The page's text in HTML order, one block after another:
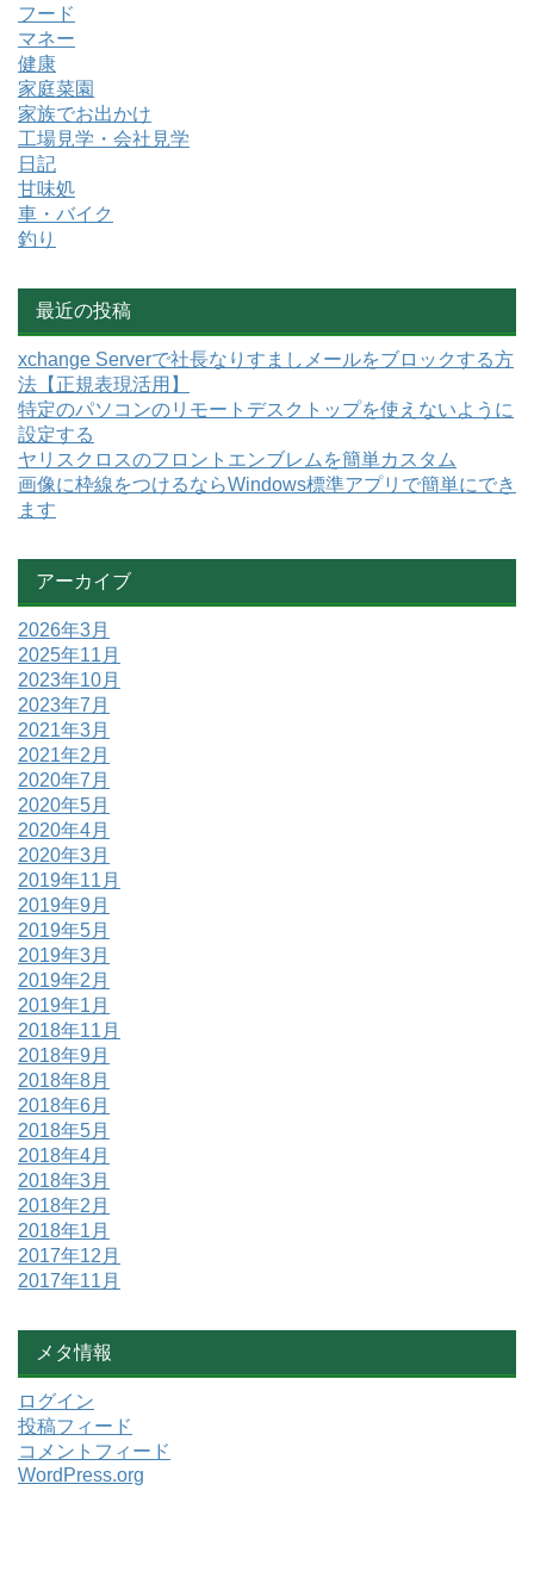
フード
マネー
健康
家庭菜園
家族でお出かけ
工場見学・会社見学
日記
甘味処
車・バイク
釣り
最近の投稿
xchange Serverで社長なりすましメールをブロックする方
法【正規表現活用】
特定のパソコンのリモートデスクトップを使えないように
設定する
ヤリスクロスのフロントエンブレムを簡単カスタム
画像に枠線をつけるならWindows標準アプリで簡単にでき
ます
アーカイブ
2026年3月
2025年11月
2023年10月
2023年7月
2021年3月
2021年2月
2020年7月
2020年5月
2020年4月
2020年3月
2019年11月
2019年9月
2019年5月
2019年3月
2019年2月
2019年1月
2018年11月
2018年9月
2018年8月
2018年6月
2018年5月
2018年4月
2018年3月
2018年2月
2018年1月
2017年12月
2017年11月
メタ情報
ログイン
投稿フィード
コメントフィード
WordPress.org